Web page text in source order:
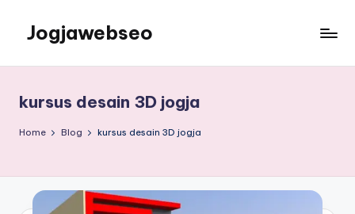
Jogjawebseo
kursus desain 3D jogja
Home Blog kursus desain 3D jogja